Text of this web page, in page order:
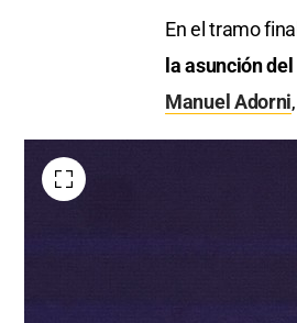
En el tramo
la asunción
Manuel Adorni